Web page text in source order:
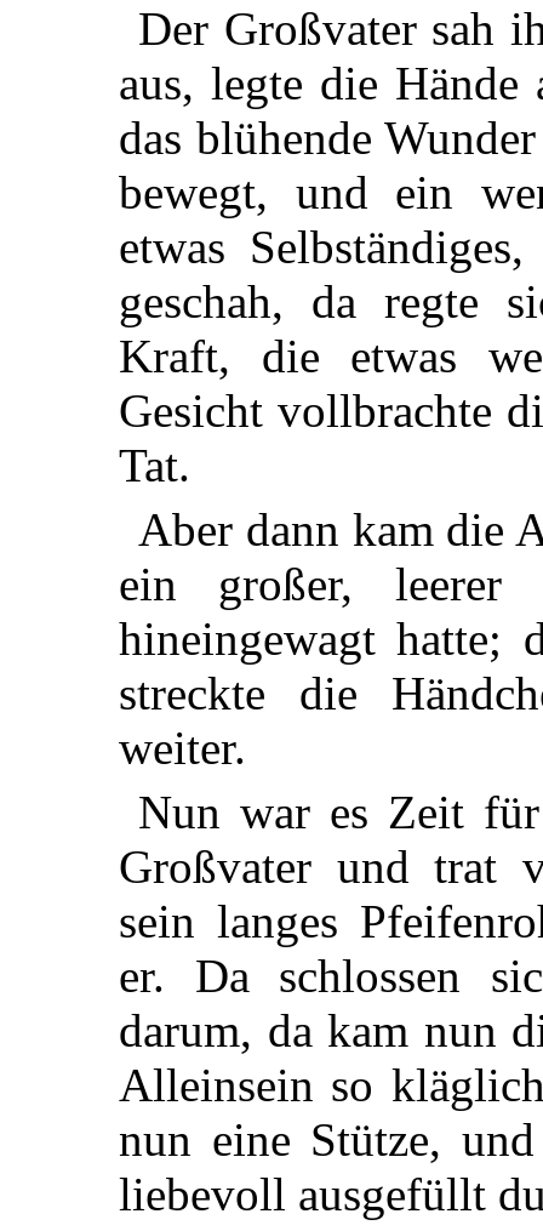
Der Großvater sah
aus, legte die
das blühende
bewegt, und ein
etwas
geschah, da regte
Kraft, die etwas
Gesicht vollbrachte
Tat.
Aber dann kam die
ein großer,
hineingewagt hatte;
streckte die
weiter.
Nun war es Zeit
Großvater und trat
sein langes
er. Da schlossen
darum, da kam nun
Alleinsein so
nun eine Stütze,
liebevoll ausgefüllt